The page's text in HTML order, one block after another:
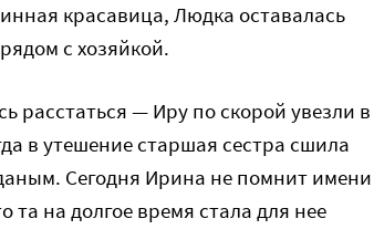
красавица, Людка оставалась
с хозяйкой.
— Иру по скорой увезли в
в утешение старшая сестра сшила
Сегодня Ирина не помнит имени
на долгое время стала для нее